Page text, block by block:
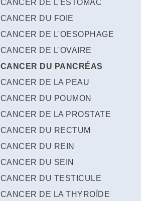
CANCER DE L'ESTOMAC
CANCER DU FOIE
CANCER DE L'OESOPHAGE
CANCER DE L'OVAIRE
CANCER DU PANCRÉAS
CANCER DE LA PEAU
CANCER DU POUMON
CANCER DE LA PROSTATE
CANCER DU RECTUM
CANCER DU REIN
CANCER DU SEIN
CANCER DU TESTICULE
CANCER DE LA THYROÏDE